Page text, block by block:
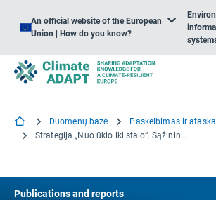
An official website of the European
Union | How do you know?
Duomenų bazė
Paskelbimas ir
Strategija „Nuo ūkio iki stalo“. Sąžininga, sveika ir aplinkai palanki maisto sistema
Publications and reports